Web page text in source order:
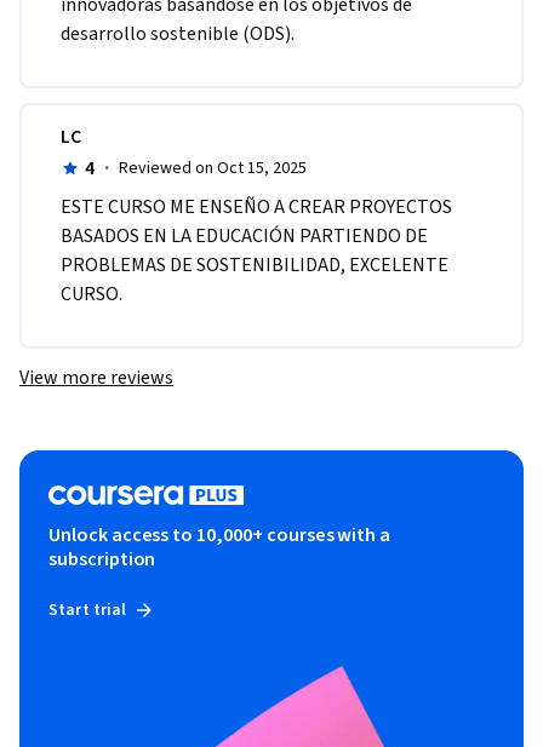
desarrollo sostenible (ODS).
LC
4 · Reviewed on Oct 15, 2025
ESTE CURSO ME ENSEÑO A CREAR PROYECTOS
BASADOS EN LA EDUCACIÓN PARTIENDO DE
PROBLEMAS DE SOSTENIBILIDAD, EXCELENTE
CURSO.
View more reviews
Unlock access to 10,000+ courses with a
subscription
Start trial